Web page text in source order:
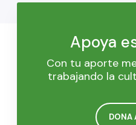
Apoya
Con tu aporte
trabajando la
DONA